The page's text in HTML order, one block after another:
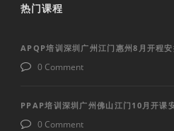
热门课程
APQP培训深圳广州江门惠州8月开程
0 Comment
PPAP培训深圳广州佛山江门10月开课
0 Comment